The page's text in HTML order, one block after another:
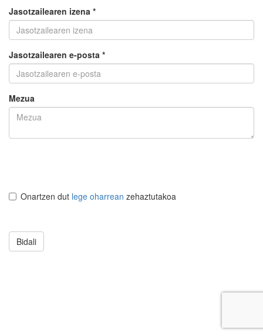
Jasotzailearen izena *
Jasotzailearen e-posta *
Mezua
Onartzen dut lege oharrean zehaztutakoa
Bidali